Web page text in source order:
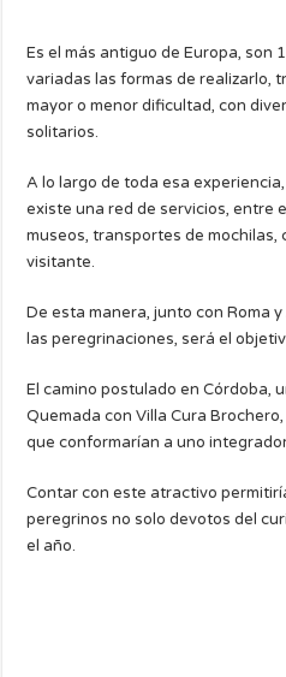
Es el más antiguo de Europa, son
variadas las formas de realizarlo,
mayor o menor dificultad, con
solitarios.
A lo largo de toda esa
existe una red de servicios, entre
museos, transportes de mochilas,
visitante.
De esta manera, junto con Roma
las peregrinaciones, será el
El camino postulado en Córdoba,
Quemada con Villa Cura
que conformarían a uno
Contar con este atractivo
peregrinos no solo devotos del
el año.